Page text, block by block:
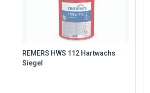
REMERS HWS 112 Hartwachs
Siegel